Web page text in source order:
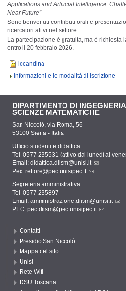
Applications and Artificial Intelligence:
Near Future”.
Sono benvenuti contributi orali e
ricercatori attivi nel settore.
La partecipazione è gratuita, ma è richiesta
entro il 20 febbraio 2026.
locandina
informazioni e le modalità di iscrizione
DIPARTIMENTO DI
SCIENZE MATEMATICHE
San Niccolò, via Roma, 56
53100 Siena - Italia
Ufficio studenti e didattica
Tel. 0577 235531 (attivo dal lunedì al
Email: didattica.diism@unisi.it
Pec: rettore@pec.unisipec.it
Segreteria amministrativa
Tel. 0577 235897
Email: amministrazione.diism@unisi.it
PEC: pec.diism@pec.unisipec.it
Contatti
Presidio San Niccolò
Mappa del sito
Unisi
Rete Wifi
DSU Toscana